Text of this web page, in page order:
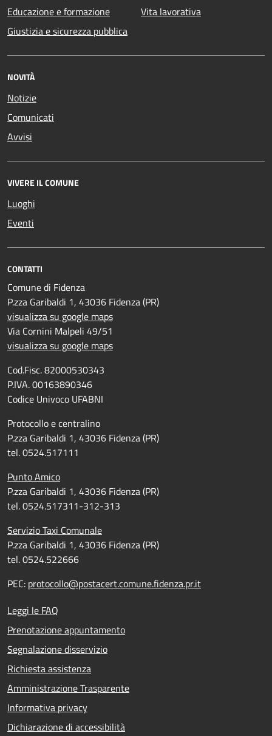
Educazione e formazione
Giustizia e sicurezza pubblica
Vita lavorativa
NOVITÀ
Notizie
Comunicati
Avvisi
VIVERE IL COMUNE
Luoghi
Eventi
CONTATTI
Comune di Fidenza
P.zza Garibaldi 1, 43036 Fidenza (PR)
visualizza su google maps
Via Cornini Malpeli 49/51
visualizza su google maps
Cod.Fisc. 82000530343
P.IVA. 00163890346
Codice Univoco UFABNI
Protocollo e centralino
P.zza Garibaldi 1, 43036 Fidenza (PR)
tel. 0524.517111
Punto Amico
P.zza Garibaldi 1, 43036 Fidenza (PR)
tel. 0524.517311-312-313
Servizio Taxi Comunale
P.zza Garibaldi 1, 43036 Fidenza (PR)
tel. 0524.522666
PEC: protocollo@postacert.comune.fidenza.pr.it
Leggi le FAQ
Prenotazione appuntamento
Segnalazione disservizio
Richiesta assistenza
Amministrazione Trasparente
Informativa privacy
Dichiarazione di accessibilità